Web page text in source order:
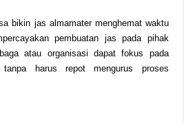
bikin jas almamater menghemat waktu
pembuatan jas pada pihak
atau organisasi dapat fokus pada
harus repot mengurus proses